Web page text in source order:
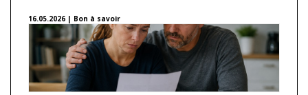
16.05.2026 | Bon à savoir